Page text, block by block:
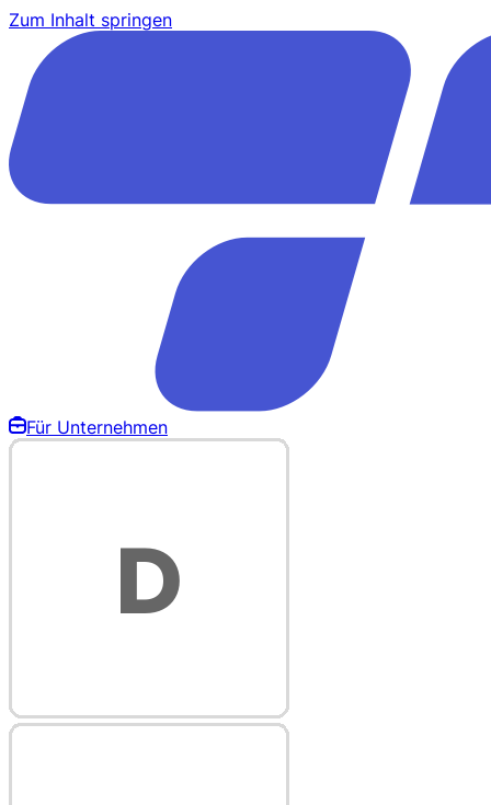
Zum Inhalt springen
Für Unternehmen